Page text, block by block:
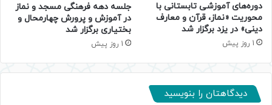
دوره‌های آموزشی تابستانی با
محوریت «نماز، قرآن و معارف
دینی» در یزد برگزار شد
1 روز پیش
جلسه دهه فرهنگی مسجد و نماز
در آموزش و پرورش چهارمحال و
بختیاری برگزار شد
1 روز پیش
دیدگاهتان را بنویسید